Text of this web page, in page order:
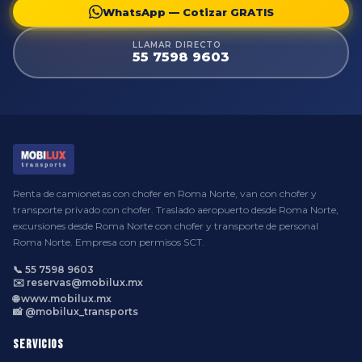
WhatsApp — Cotizar GRATIS
LLAMAR DIRECTO
55 7598 9603
Renta de camionetas con chofer en Roma Norte, van con chofer y
transporte privado con chofer. Traslado aeropuerto desde Roma Norte,
excursiones desde Roma Norte con chofer y transporte de personal
Roma Norte. Empresa con permisos SCT.
📞 55 7598 9603
✉️ reservas@mobilux.mx
🌐 www.mobilux.mx
📸 @mobilux_transports
Servicios